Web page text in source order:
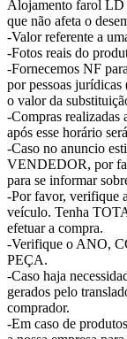
Alojamento farol LD
que não afeta o
-Valor referente a
-Fotos reais do
-Fornecemos NF
por pessoas
o valor da
-Compras realizadas
após esse horário
-Caso no anuncio
VENDEDOR, por
para se informar
-Por favor, verifique
veículo. Tenha
efetuar a compra.
-Verifique o ANO,
PEÇA.
-Caso haja
gerados pelo
comprador.
-Em caso de